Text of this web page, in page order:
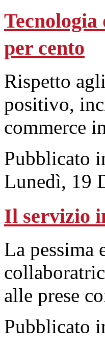
Tecnologia
per cento
Rispetto
positivo,
commerce
Pubblicato
Lunedì, 19
Il servizio
La pessima
alle prese
Pubblicato